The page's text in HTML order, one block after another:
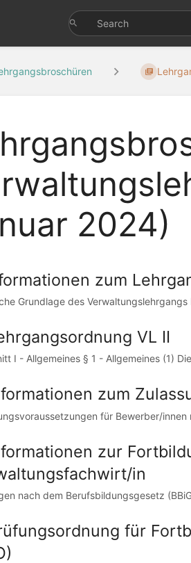
2024)
zum
Grundlage des
VL II
I - Allgemeines § 1 - Allgemeines (1)
zum
für Bewerber/
zur
in
nach dem Berufsbildungsgesetz
für